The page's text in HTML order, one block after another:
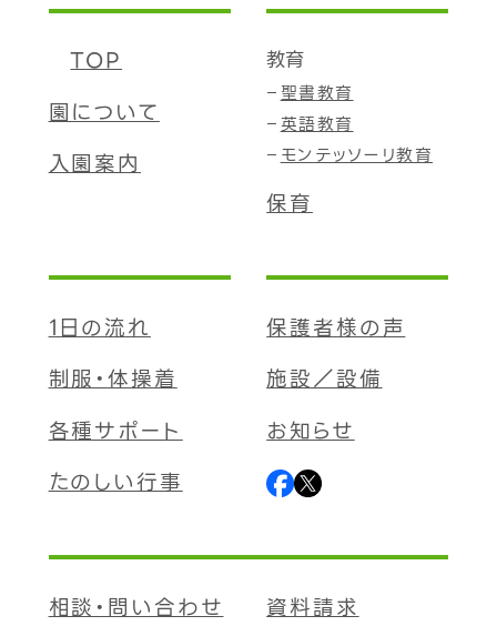
TOP
園について
入園案内
教育
聖書教育
英語教育
モンテッソーリ教育
保育
1日の流れ
制服・体操着
各種サポート
たのしい行事
保護者様の声
施設／設備
お知らせ
相談・問い合わせ
資料請求